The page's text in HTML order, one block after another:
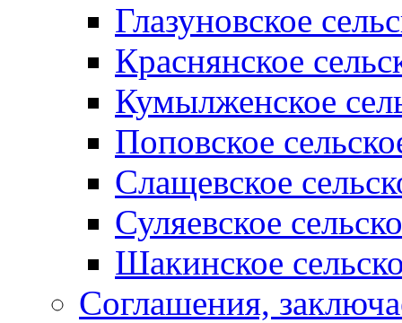
Глазуновское
Краснянское
Кумылженское
Поповское
Слащевское
Суляевское
Шакинское
Соглашения,